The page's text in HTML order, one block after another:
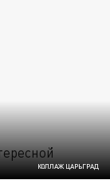
КОЛЛАЖ ЦАРЬГРАД